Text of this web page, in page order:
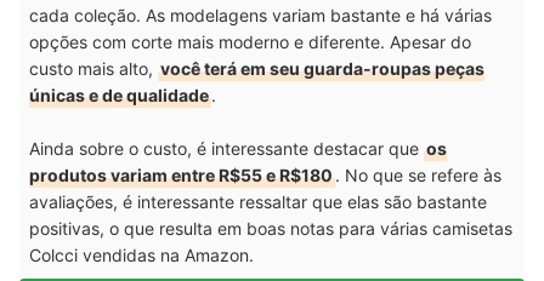
cada coleção. As modelagens variam bastante e há várias
opções com corte mais moderno e diferente. Apesar do
custo mais alto, você terá em seu guarda-roupas peças
únicas e de qualidade.
Ainda sobre o custo, é interessante destacar que os
produtos variam entre R$55 e R$180. No que se refere às
avaliações, é interessante ressaltar que elas são bastante
positivas, o que resulta em boas notas para várias camisetas
Colcci vendidas na Amazon.